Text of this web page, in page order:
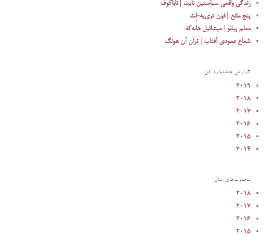
زندگی واقعی سباستین نایت | ناباکوف
پنج مانع | فون تری‌یه-لِث
معلم پیانو | میشائیل هانه‌که
شعاع عمودی آفتاب | تران آن هونگ
گزارش جشنواره کن
۲۰۱۹
۲۰۱۸
۲۰۱۷
۲۰۱۶
۲۰۱۵
۲۰۱۴
محبوب‌‌های سال
۲۰۱۸
۲۰۱۷
۲۰۱۶
۲۰۱۵